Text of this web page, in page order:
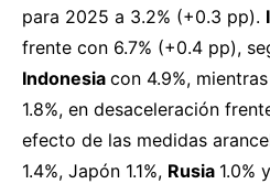
para 2025 a 3.2% (+0.3 pp).
frente con 6.7% (+0.4 pp),
Indonesia con 4.9%,
1.8%, en desaceleración
efecto de las medidas
1.4%, Japón 1.1%, Rusia 1.0% y